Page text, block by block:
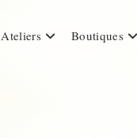
Ateliers Boutiques